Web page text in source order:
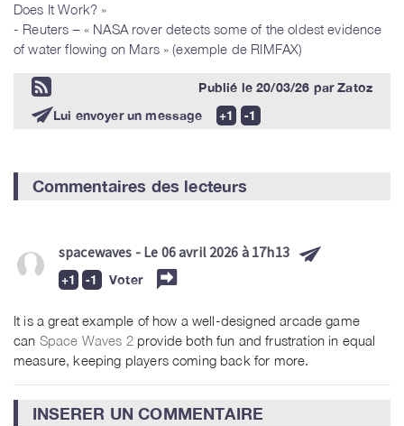
Does It Work? »
- Reuters – « NASA rover detects some of the oldest evidence
of water flowing on Mars » (exemple de RIMFAX)
Publié le20/03/26 parZatoz
Lui envoyer un message
Commentaires des lecteurs
spacewaves - Le 06 avril 2026 à 17h13
Voter
It is a great example of how a well-designed arcade game
can Space Waves 2provide both fun and frustration in equal
measure, keeping players coming back for more.
INSERER UN COMMENTAIRE